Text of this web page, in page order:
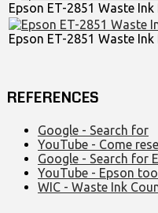
Epson ET-2851 Waste
Epson ET-2851 Waste
REFERENCES
Google - Search for
YouTube - Come
Google - Search for
YouTube - Epson
WIC - Waste Ink